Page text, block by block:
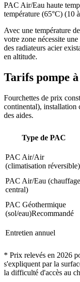
PAC Air/Eau haute
température (65°C) (10
Avec une température
votre zone nécessite
des radiateurs acier
en altitude.
Tarifs pompe
Fourchettes de prix
continental), installation
des aides.
Type de PAC
PAC Air/Air
(climatisation réversible)
PAC Air/Eau (chauffage
central)
PAC Géothermique
(sol/eau)Recommandé
Entretien annuel
* Prix relevés en 2026
s'expliquent par la
la difficulté d'accès au